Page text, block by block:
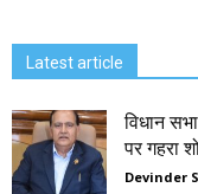
Latest article
विधान
पर गहरा
Devinder